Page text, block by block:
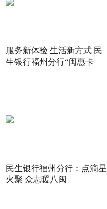
服务新体验 生活新方式 民
生银行福州分行“闽惠卡
民生银行福州分行：点滴星
火聚 众志暖八闽